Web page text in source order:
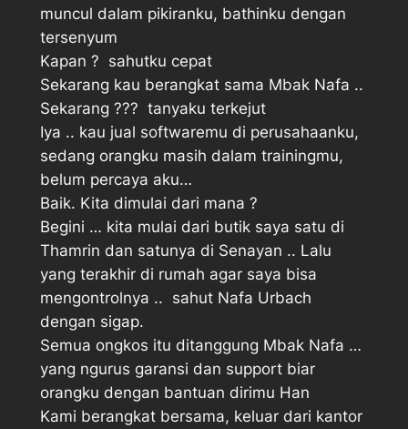
muncul dalam pikiranku, bathinku dengan
tersenyum
Kapan ?  sahutku cepat
Sekarang kau berangkat sama Mbak Nafa .. 
Sekarang ???  tanyaku terkejut
Iya .. kau jual softwaremu di perusahaanku,
sedang orangku masih dalam trainingmu,
belum percaya aku… 
Baik. Kita dimulai dari mana ?
Begini … kita mulai dari butik saya satu di
Thamrin dan satunya di Senayan .. Lalu
yang terakhir di rumah agar saya bisa
mengontrolnya ..  sahut Nafa Urbach
dengan sigap.
Semua ongkos itu ditanggung Mbak Nafa …
yang ngurus garansi dan support biar
orangku dengan bantuan dirimu Han 
Kami berangkat bersama, keluar dari kantor